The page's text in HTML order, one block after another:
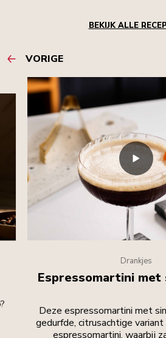
BEKIJK ALLE
VORIGE
Drankjes
Espressomartini met
Deze espressomartini met
gedurfde, citrusachtige
espressomartini, waarbij